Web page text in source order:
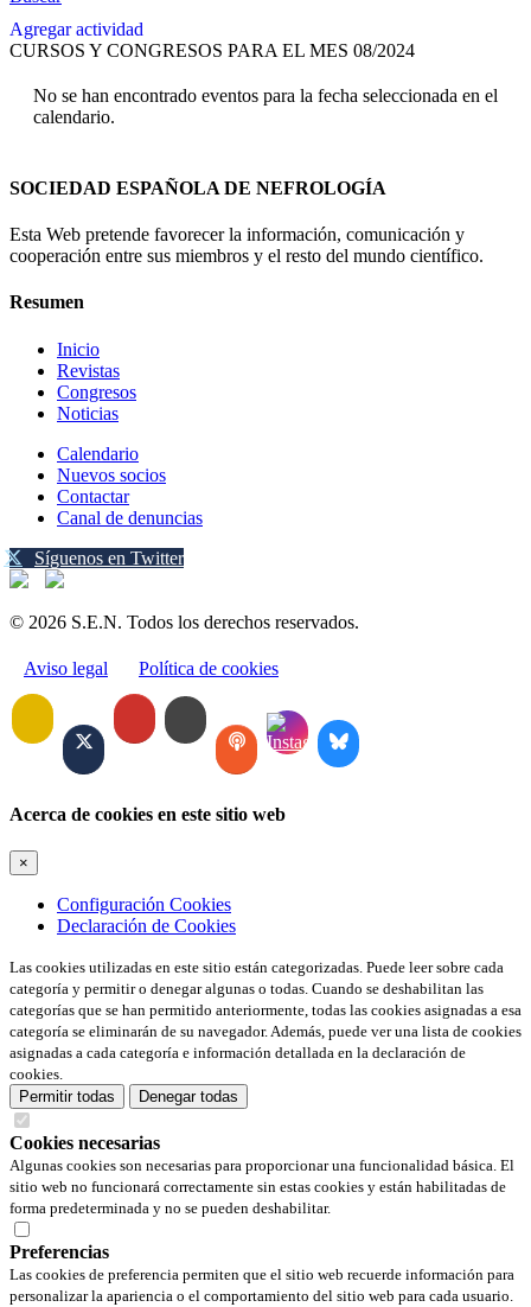
Agregar actividad
CURSOS Y CONGRESOS PARA EL MES 08/2024
No se han encontrado eventos para la fecha seleccionada en el
calendario.
SOCIEDAD ESPAÑOLA DE NEFROLOGÍA
Esta Web pretende favorecer la información, comunicación y
cooperación entre sus miembros y el resto del mundo científico.
Resumen
Inicio
Revistas
Congresos
Noticias
Calendario
Nuevos socios
Contactar
Canal de denuncias
Síguenos en Twitter
© 2026 S.E.N. Todos los derechos reservados.
Aviso legal Política de cookies
Acerca de cookies en este sitio web
×
Configuración Cookies
Declaración de Cookies
Las cookies utilizadas en este sitio están categorizadas. Puede leer sobre cada
categoría y permitir o denegar algunas o todas. Cuando se deshabilitan las
categorías que se han permitido anteriormente, todas las cookies asignadas a esa
categoría se eliminarán de su navegador. Además, puede ver una lista de cookies
asignadas a cada categoría e información detallada en la declaración de
cookies.
Permitir todas
Denegar todas
Cookies necesarias
Algunas cookies son necesarias para proporcionar una funcionalidad básica. El
sitio web no funcionará correctamente sin estas cookies y están habilitadas de
forma predeterminada y no se pueden deshabilitar.
Preferencias
Las cookies de preferencia permiten que el sitio web recuerde información para
personalizar la apariencia o el comportamiento del sitio web para cada usuario.